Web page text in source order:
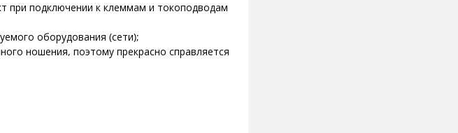
при подключении к клеммам и токоподводам
оборудования (сети);
ношения, поэтому прекрасно справляется